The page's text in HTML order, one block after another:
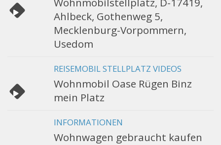
Ahlbeck, Gothenweg 5,
Mecklenburg-Vorpommern,
Usedom
REISEMOBIL STELLPLATZ VIDEOS
Wohnmobil Oase Rügen Binz
mein Platz
INFORMATIONEN
Wohnwagen gebraucht kaufen